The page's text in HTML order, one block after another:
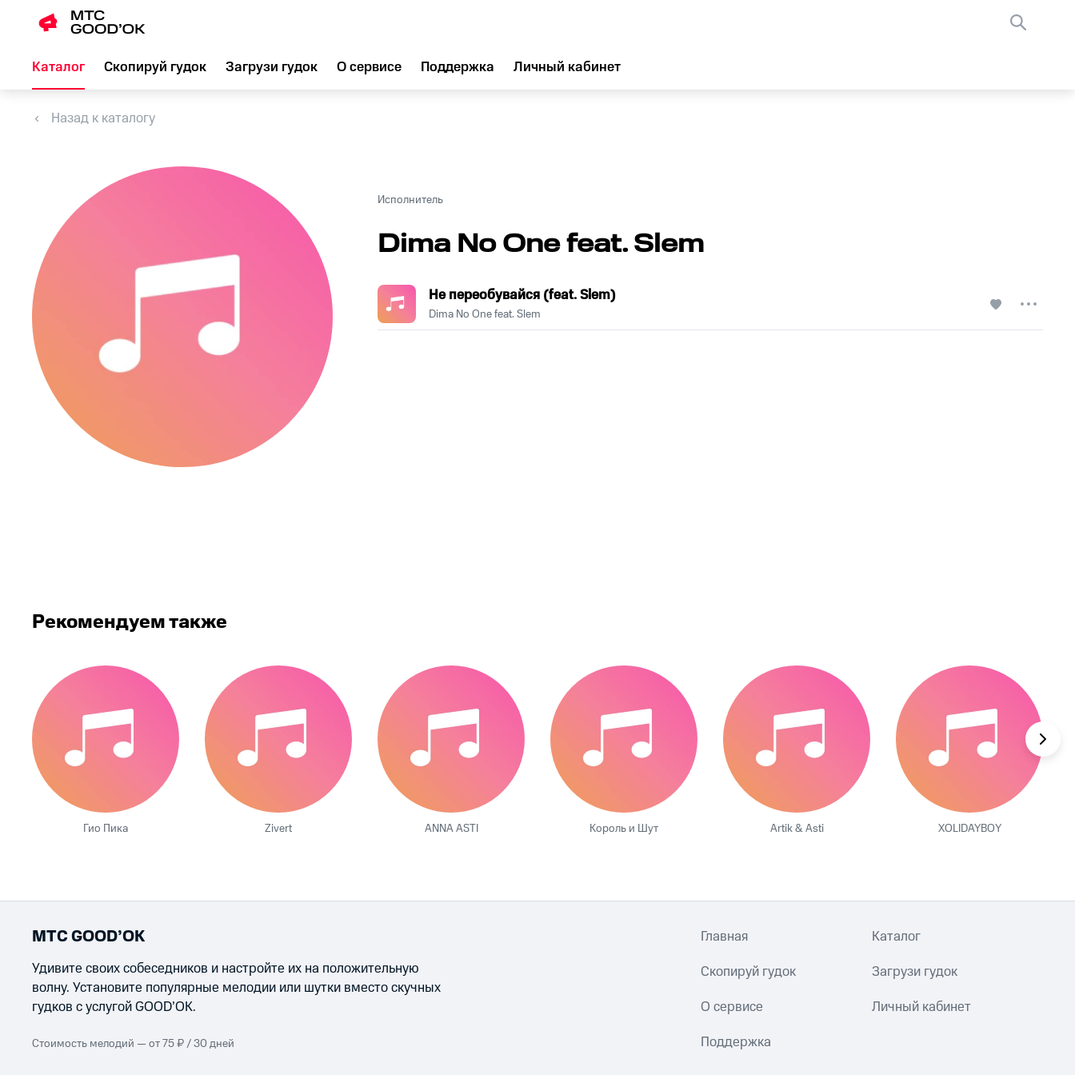
Каталог Скопируй гудок Загрузи гудок О сервисе Поддержка Личный кабинет
Назад к каталогу
Исполнитель
Dima No One feat. Slem
Не переобувайся (feat. Slem)
Dima No One feat. Slem
Рекомендуем также
Гио Пика Zivert ANNA ASTI Король и Шут Artik & Asti XOLIDAYBOY
МТС GOOD’OK
Удивите своих собеседников и настройте их на положительную
волну. Установите популярные мелодии или шутки вместо скучных
гудков с услугой GOOD’OK.
Стоимость мелодий — от 75 ₽ / 30 дней
Главная Каталог
Скопируй гудок Загрузи гудок
О сервисе Личный кабинет
Поддержка